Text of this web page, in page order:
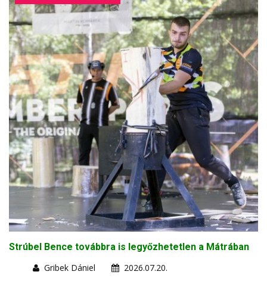
Strúbel Bence továbbra is legyőzhetetlen a Mátrában
Gribek Dániel
2026.07.20.